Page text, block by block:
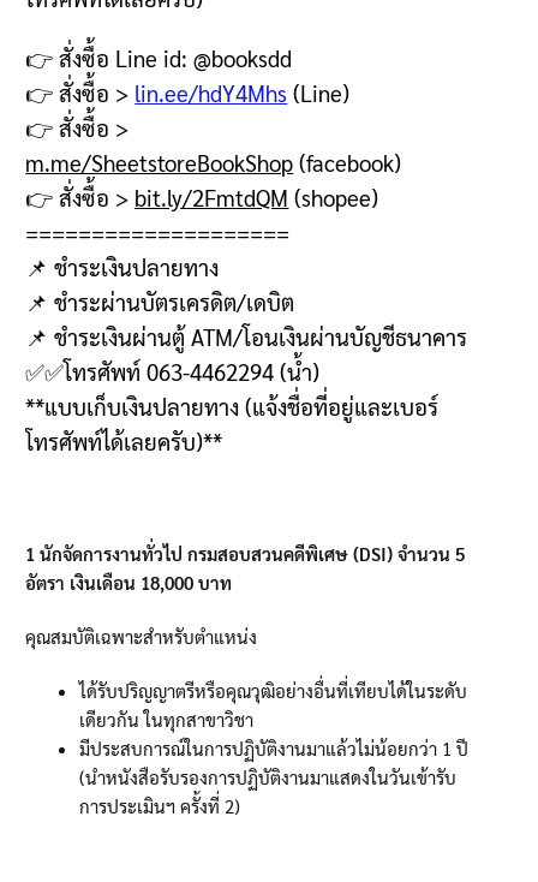
👉 สั่งซื้อ Line id: @booksdd
👉 สั่งซื้อ > lin.ee/hdY4Mhs (Line)
👉 สั่งซื้อ >
m.me/SheetstoreBookShop (facebook)
👉 สั่งซื้อ > bit.ly/2FmtdQM (shopee)
====================
📌 ชำระเงินปลายทาง
📌 ชำระผ่านบัตรเครดิต/เดบิต
📌 ชำระเงินผ่านตู้ATM/โอนเงินผ่านบัญชีธนาคาร
✅✅โทรศัพท์ 063-4462294 (น้ำ)
**แบบเก็บเงินปลายทาง (แจ้งชื่อที่อยู่และเบอร์
โทรศัพท์ได้เลยครับ)**
1นักจัดการงานทั่วไป กรมสอบสวนคดีพิเศษ (DSI) จำนวน 5
อัตรา เงินเดือน 18,000บาท
คุณสมบัติเฉพาะสำหรับตำแหน่ง
ได้รับปริญญาตรีหรือคุณวุฒิอย่างอื่นที่เทียบได้ในระดับ
เดียวกัน ในทุกสาขาวิชา
มีประสบการณ์ในการปฏิบัติงานมาแล้วไม่น้อยกว่า 1ปี
(นำหนังสือรับรองการปฏิบัติงานมาแสดงในวันเข้ารับ
การประเมินฯ ครั้งที่ 2)